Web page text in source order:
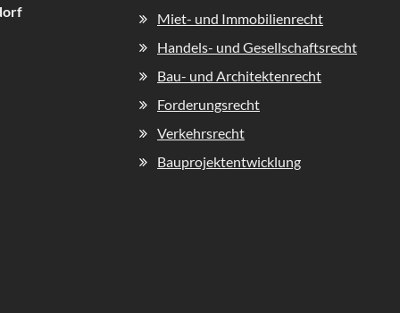
Miet- und Immobilienrecht
Handels- und Gesellschaftsrecht
Bau- und Architektenrecht
Forderungsrecht
Verkehrsrecht
Bauprojektentwicklung